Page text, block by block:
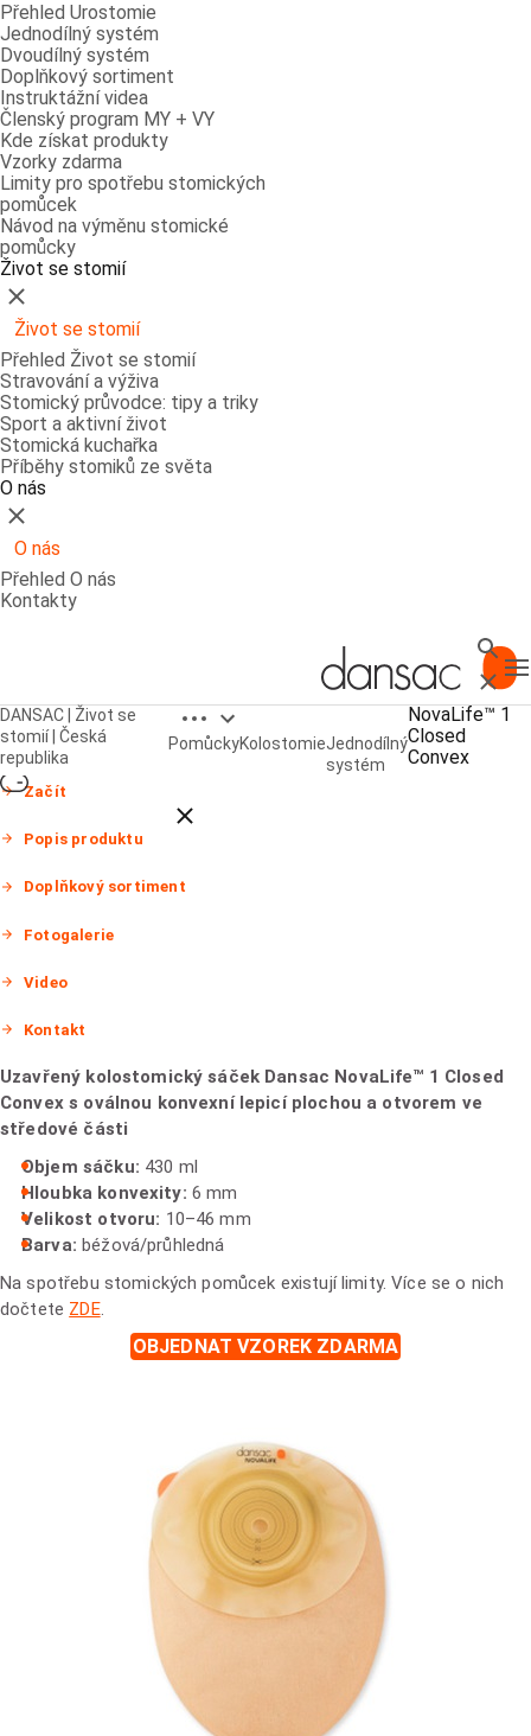
Přehled Urostomie
Jednodílný systém
Dvoudílný systém
Doplňkový sortiment
Instruktážní videa
Členský program MY + VY
Kde získat produkty
Vzorky zdarma
Limity pro spotřebu stomických
pomůcek
Návod na výměnu stomické
pomůcky
Život se stomií
Zavřít
Život se stomií
Přehled Život se stomií
Stravování a výživa
Stomický průvodce: tipy a triky
Sport a aktivní život
Stomická kuchařka
Příběhy stomiků ze světa
O nás
Zavřít
O nás
Přehled O nás
Kontakty
Hledat
Zavřít
DANSAC | Život se
stomií | Česká
republika
Open breadcrumbs
Close breadcrumbs
PomůckyKolostomieJednodílný
systém
NovaLife™ 1
Closed
Convex
NovaLife™ 1 Closed Convex
Začít
Popis produktu
Doplňkový sortiment
Fotogalerie
Video
Kontakt
Uzavřený kolostomický sáček Dansac NovaLife™ 1 Closed
Convex s oválnou konvexní lepicí plochou a otvorem ve
středové části
Objem sáčku: 430 ml
Hloubka konvexity: 6 mm
Velikost otvoru: 10–46 mm
Barva: béžová/průhledná
Na spotřebu stomických pomůcek existují limity. Více se o nich
dočtete ZDE.
OBJEDNAT VZOREK ZDARMA